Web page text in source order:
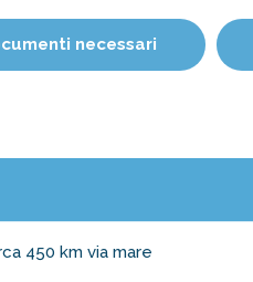
necessari
450 km via mare